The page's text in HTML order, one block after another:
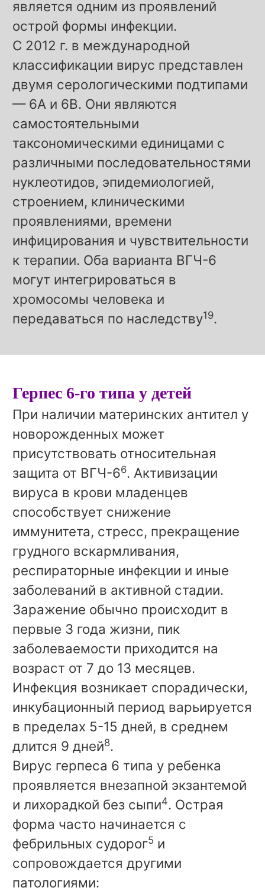
является одним из проявлений
острой формы инфекции.
С 2012 г. в международной
классификации вирус представлен
двумя серологическими подтипами
— 6А и 6В. Они являются
самостоятельными
таксономическими единицами с
различными последовательностями
нуклеотидов, эпидемиологией,
строением, клиническими
проявлениями, времени
инфицирования и чувствительности
к терапии. Оба варианта ВГЧ-6
могут интегрироваться в
хромосомы человека и
передаваться по наследству19.
Герпес 6-го типа у детей
При наличии материнских антител у
новорожденных может
присутствовать относительная
защита от ВГЧ-66. Активизации
вируса в крови младенцев
способствует снижение
иммунитета, стресс, прекращение
грудного вскармливания,
респираторные инфекции и иные
заболеваний в активной стадии.
Заражение обычно происходит в
первые 3 года жизни, пик
заболеваемости приходится на
возраст от 7 до 13 месяцев.
Инфекция возникает спорадически,
инкубационный период варьируется
в пределах 5-15 дней, в среднем
длится 9 дней8.
Вирус герпеса 6 типа у ребенка
проявляется внезапной экзантемой
и лихорадкой без сыпи4. Острая
форма часто начинается с
фебрильных судорог5 и
сопровождается другими
патологиями: